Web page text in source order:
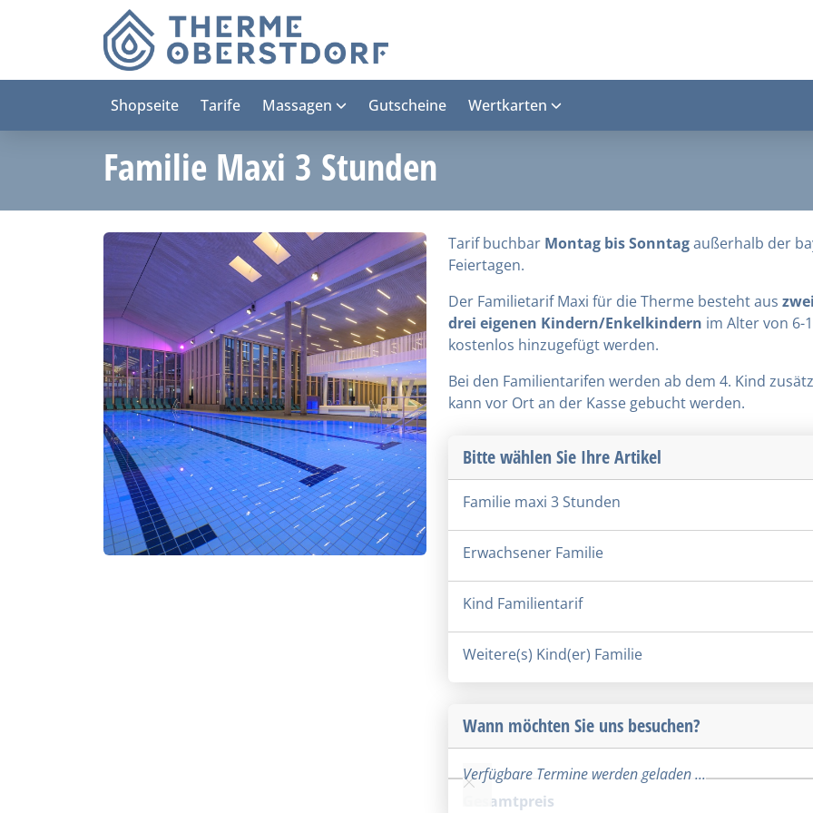
Shopseite Tarife Massagen Gutscheine Wertkarten
Familie Maxi 3 Stunden
Tarif buchbar Montag bis Sonntagaußerhalb der
Feiertagen.
Der Familietarif Maxi für die Therme besteht aus
drei eigenen Kindern/Enkelkindern im Alter von 6-
kostenlos hinzugefügt werden.
Bei den Familientarifen werden ab dem 4. Kind
kann vor Ort an der Kasse gebucht werden.
Bitte wählen Sie Ihre Artikel
Familie maxi 3 Stunden
Erwachsener Familie
Kind Familientarif
Weitere(s) Kind(er) Familie
Wann möchten Sie uns besuchen?
Verfügbare Termine werden geladen ...
Gesamtpreis